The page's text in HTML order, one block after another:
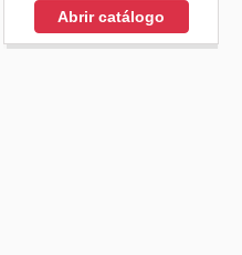
Abrir catálogo